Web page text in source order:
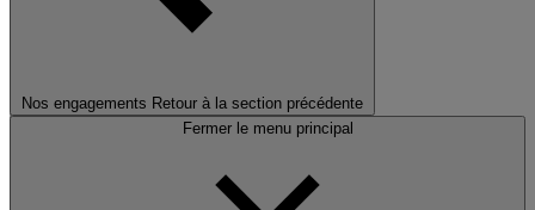
Nos engagements Retour à la section précédente
Fermer le menu principal